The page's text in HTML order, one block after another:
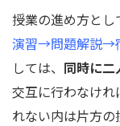
授業の進め方とし
演習→問題解説→
しては、 同時に二
交互に行わなけ
れない内は片方